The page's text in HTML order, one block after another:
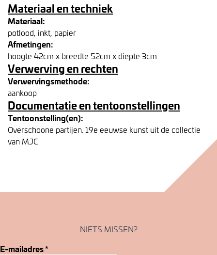
Materiaal en techniek
Materiaal:
potlood, inkt, papier
Afmetingen:
hoogte 42cm x breedte 52cm x diepte 3cm
Verwerving en rechten
Verwervingsmethode:
aankoop
Documentatie en tentoonstellingen
Tentoonstelling(en):
Overschoone partijen. 19e eeuwse kunst uit de collectie
van MJC
NIETS MISSEN?
E-mailadres*